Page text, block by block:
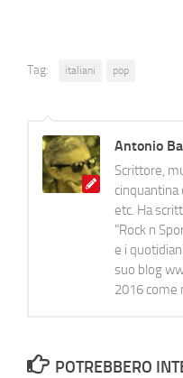
Tag: italiani pop
Antonio
Scrittore,
cinquantina
etc. Ha
"Rock n
e i
suo blog
2016 come
POTREBBERO